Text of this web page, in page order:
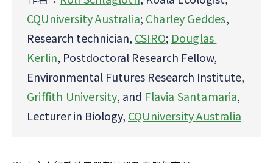
CQUniversity Australia; Charley Geddes,
Research technician, CSIRO; Douglas
Kerlin, Postdoctoral Research Fellow,
Griffith University, and Flavia Santamaria,
Lecturer in Biology, CQUniversity Australia